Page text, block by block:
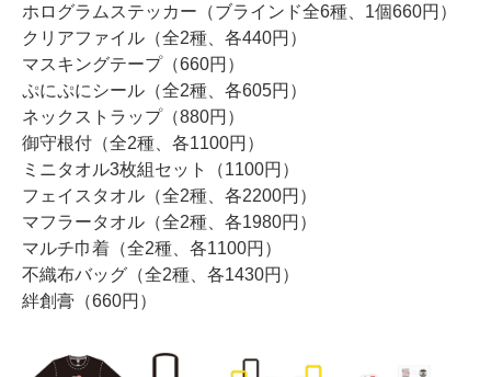
ホログラムステッカー（ブラインド全6種、1個660円）
クリアファイル（全2種、各440円）
マスキングテープ（660円）
ぷにぷにシール（全2種、各605円）
ネックストラップ（880円）
御守根付（全2種、各1100円）
ミニタオル3枚組セット（1100円）
フェイスタオル（全2種、各2200円）
マフラータオル（全2種、各1980円）
マルチ巾着（全2種、各1100円）
不織布バッグ（全2種、各1430円）
絆創膏（660円）